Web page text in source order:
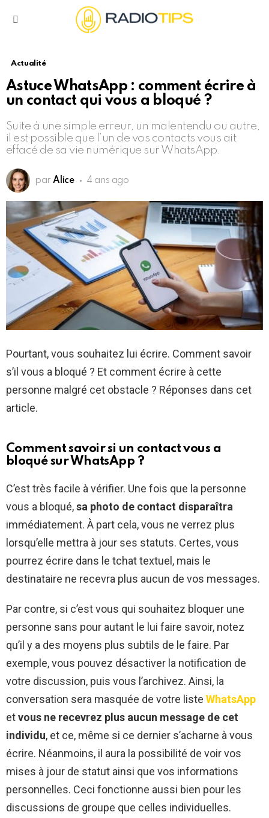
Actualité
Astuce WhatsApp : comment écrire à
un contact qui vous a bloqué ?
Suite à une simple erreur, un malentendu ou autre,
il est possible que l’un de vos contacts vous ait
effacé de sa vie numérique sur WhatsApp.
par Alice 4 ans ago
Pourtant, vous souhaitez lui écrire. Comment savoir
s’il vous a bloqué ? Et comment écrire à cette
personne malgré cet obstacle ? Réponses dans cet
article.
Comment savoir si un contact vous a
bloqué sur WhatsApp ?
C’est très facile à vérifier. Une fois que la personne
vous a bloqué,sa photo de contact disparaîtra
immédiatement. À part cela, vous ne verrez plus
lorsqu’elle mettra à jour ses statuts. Certes, vous
pourrez écrire dans le tchat textuel, mais le
destinataire ne recevra plus aucun de vos messages.
Par contre, si c’est vous qui souhaitez bloquer une
personne sans pour autant le lui faire savoir, notez
qu’il y a des moyens plus subtils de le faire. Par
exemple, vous pouvez désactiver la notification de
votre discussion, puis vous l’archivez. Ainsi, la
conversation sera masquée de votre liste WhatsApp
etvous ne recevrez plus aucun message de cet
individu, et ce, même si ce dernier s’acharne à vous
écrire. Néanmoins, il aura la possibilité de voir vos
mises à jour de statut ainsi que vos informations
personnelles. Ceci fonctionne aussi bien pour les
discussions de groupe que celles individuelles.